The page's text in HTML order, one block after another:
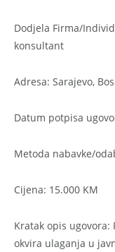
Dodjela Firma/
konsultant
Adresa: Sarajevo,
Datum potpisa
Metoda nabavke/
Cijena: 15.000 KM
Kratak opis
okvira ulaganja u